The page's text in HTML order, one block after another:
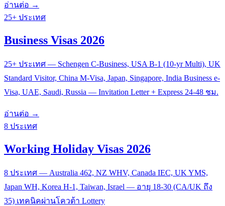
อ่านต่อ →
25+ ประเทศ
Business Visas 2026
25+ ประเทศ — Schengen C-Business, USA B-1 (10-yr Multi), UK
Standard Visitor, China M-Visa, Japan, Singapore, India Business e-
Visa, UAE, Saudi, Russia — Invitation Letter + Express 24-48 ชม.
อ่านต่อ →
8 ประเทศ
Working Holiday Visas 2026
8 ประเทศ — Australia 462, NZ WHV, Canada IEC, UK YMS,
Japan WH, Korea H-1, Taiwan, Israel — อายุ 18-30 (CA/UK ถึง
35) เทคนิคผ่านโควต้า Lottery